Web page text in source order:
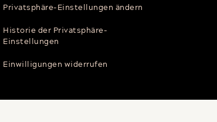
Privatsphäre-Einstellungen ändern
Historie der Privatsphäre-
Einstellungen
Einwilligungen widerrufen